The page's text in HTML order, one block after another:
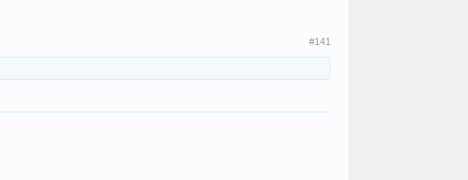
#141